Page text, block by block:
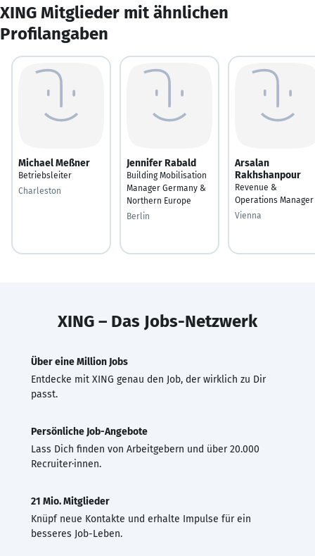
XING Mitglieder mit ähnlichen
Profilangaben
Michael Meßner
Betriebsleiter
Charleston
Jennifer Rabald
Building Mobilisation
Manager Germany &
Northern Europe
Berlin
Arsalan
Rakhshanpour
Revenue &
Operations Manager
Vienna
XING – Das Jobs-Netzwerk
Über eine Million Jobs
Entdecke mit XING genau den Job, der wirklich zu Dir
passt.
Persönliche Job-Angebote
Lass Dich finden von Arbeitgebern und über 20.000
Recruiter·innen.
21 Mio. Mitglieder
Knüpf neue Kontakte und erhalte Impulse für ein
besseres Job-Leben.